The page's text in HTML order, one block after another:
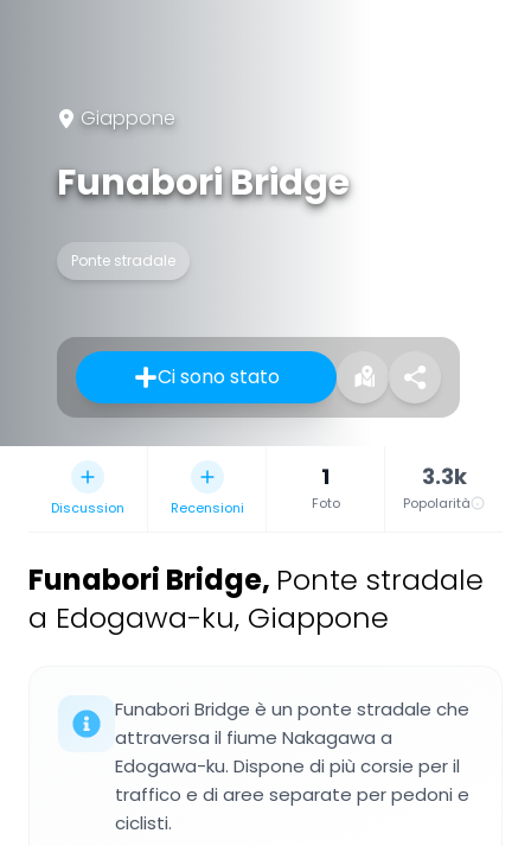
Giappone
Funabori Bridge
Ponte stradale
Ci sono stato
Discussion Recensioni
1
Foto
3.3k
Popolarità
Funabori Bridge, Ponte stradale
a Edogawa-ku, Giappone
Funabori Bridge è un ponte stradale che
attraversa il fiume Nakagawa a
Edogawa-ku. Dispone di più corsie per il
traffico e di aree separate per pedoni e
ciclisti.